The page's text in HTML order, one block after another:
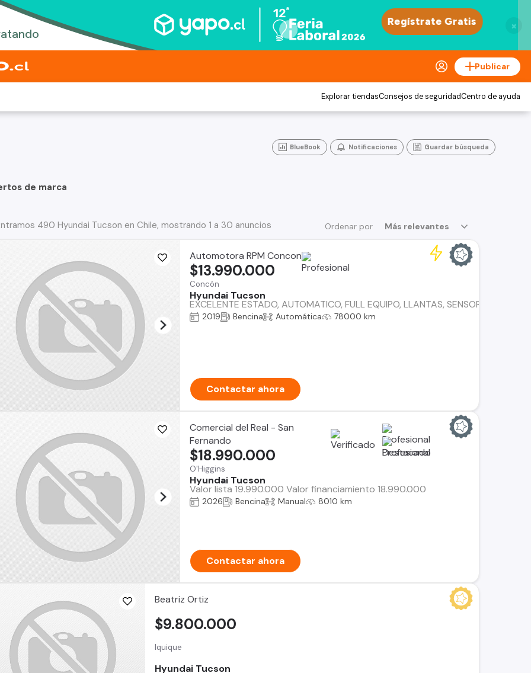
×
Publicar
Explorar tiendasConsejos de seguridadCentro de ayuda
BlueBook Notificaciones Guardar búsqueda
de marca
Ordenar por Más relevantes
490 Hyundai Tucson en Chile, mostrando 1 a 30 anuncios
Automotora RPM Concon
Concón
Hyundai Tucson
EXCELENTE ESTADO, AUTOMATICO, FULL EQUIPO, LLANTAS, SENSOR DE
$13.990.000
2019 Bencina Automática 78000 km
Contactar ahora
Comercial del Real - San
Fernando
O'Higgins
Hyundai Tucson
Valor lista 19.990.000 Valor financiamiento 18.990.000
$18.990.000
2026 Bencina Manual 8010 km
Contactar ahora
Beatriz Ortiz
Iquique
Hyundai Tucson
$9.800.000